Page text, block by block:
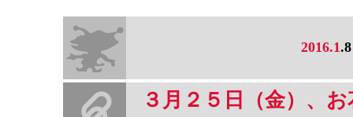
2016.1.8